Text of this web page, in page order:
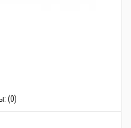
(0)